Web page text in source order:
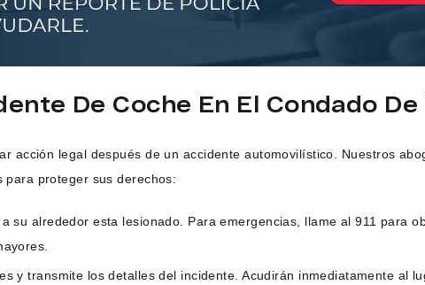
De Coche En El Condado
acción legal después de un accidente automovilístico. Nuestros
para proteger sus derechos:
su alrededor esta lesionado. Para emergencias, llame al 911 para
y transmite los detalles del incidente. Acudirán inmediatamente al